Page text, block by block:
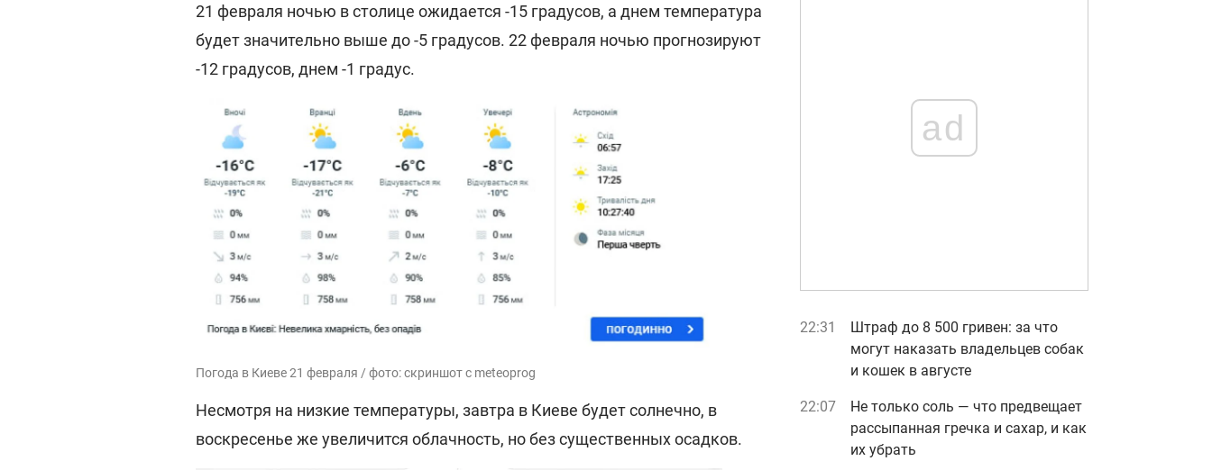
21 февраля ночью в столице ожидается -15 градусов, а днем температура
будет значительно выше до -5 градусов. 22 февраля ночью прогнозируют
-12 градусов, днем -1 градус.
Погода в Киеве 21 февраля / фото: скриншот с meteoprog
Несмотря на низкие температуры, завтра в Киеве будет солнечно, в
воскресенье же увеличится облачность, но без существенных осадков.
ad
22:31
Штраф до 8 500 гривен: за что
могут наказать владельцев собак
и кошек в августе
22:07
Не только соль — что предвещает
рассыпанная гречка и сахар, и как
их убрать